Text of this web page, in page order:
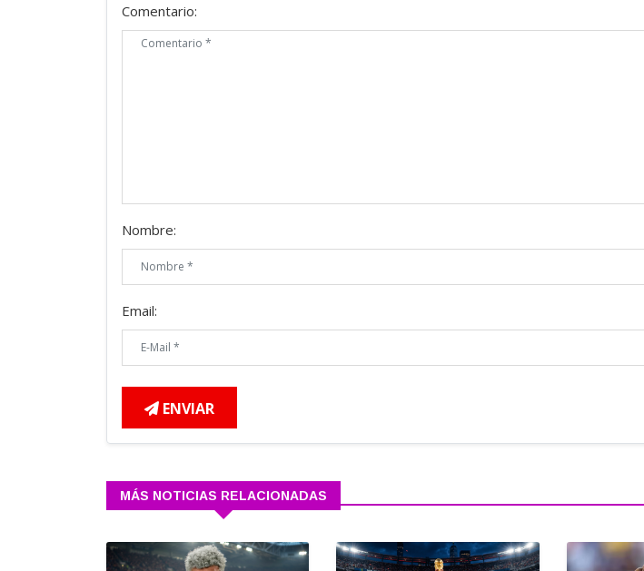
Comentario:
Nombre:
Email:
ENVIAR
MÁS NOTICIAS RELACIONADAS